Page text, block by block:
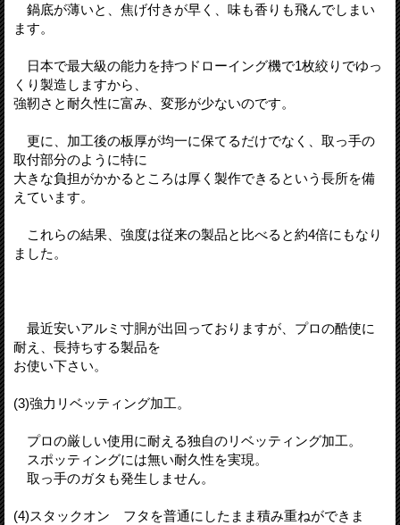
鍋底が薄いと、焦げ付きが早く、味も香りも飛んでしまい
ます。
日本で最大級の能力を持つドローイング機で1枚絞りでゆっ
くり製造しますから、
強靭さと耐久性に富み、変形が少ないのです。
更に、加工後の板厚が均一に保てるだけでなく、取っ手の
取付部分のように特に
大きな負担がかかるところは厚く製作できるという長所を備
えています。
これらの結果、強度は従来の製品と比べると約4倍にもなり
ました。
最近安いアルミ寸胴が出回っておりますが、プロの酷使に
耐え、長持ちする製品を
お使い下さい。
(3)強力リベッティング加工。
プロの厳しい使用に耐える独自のリベッティング加工。
スポッティングには無い耐久性を実現。
取っ手のガタも発生しません。
(4)スタックオン フタを普通にしたまま積み重ねができま